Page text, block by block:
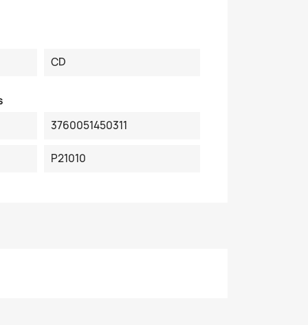
CD
3760051450311
P21010